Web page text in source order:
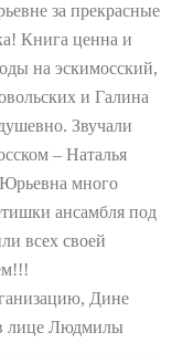
за прекрасные
Книга ценна и
на эскимосский,
и Галина
Звучали
– Наталья
много
ансамбля под
всех своей
Дине
лице Людмилы